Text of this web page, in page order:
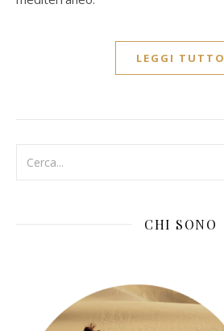
LEGGI TUTTO
CHI SONO